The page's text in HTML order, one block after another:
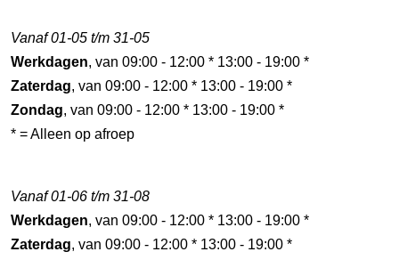
Vanaf 01-05 t/m 31-05
Werkdagen, van 09:00 - 12:00 * 13:00 - 19:00 *
Zaterdag, van 09:00 - 12:00 * 13:00 - 19:00 *
Zondag, van 09:00 - 12:00 * 13:00 - 19:00 *
* = Alleen op afroep
Vanaf 01-06 t/m 31-08
Werkdagen, van 09:00 - 12:00 * 13:00 - 19:00 *
Zaterdag, van 09:00 - 12:00 * 13:00 - 19:00 *